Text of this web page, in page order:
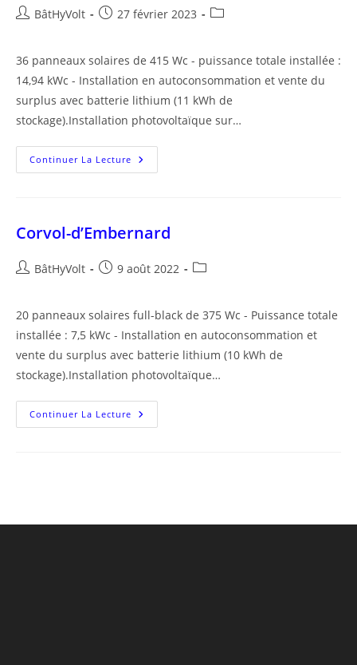
Auteur/autrice
publication :
BâtHyVolt
Publication
27 février 2023
Post
36 panneaux solaires de 415 Wc - puissance totale installée :
14,94 kWc - Installation en autoconsommation et vente du
surplus avec batterie lithium (11 kWh de
stockage).Installation photovoltaïque sur…
Continuer La Lecture Saint-
Saulge
Corvol-d’Embernard
Auteur/autrice
publication :
BâtHyVolt
Publication
9 août 2022
Post
20 panneaux solaires full-black de 375 Wc - Puissance totale
installée : 7,5 kWc - Installation en autoconsommation et
vente du surplus avec batterie lithium (10 kWh de
stockage).Installation photovoltaïque…
Continuer La Lecture Corvol-
D’Embernard